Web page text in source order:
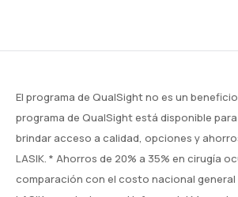
El programa de QualSight no es un
programa de QualSight está disponible
brindar acceso a calidad, opciones y
LASIK. * Ahorros de 20% a 35% en cirugía
comparación con el costo nacional